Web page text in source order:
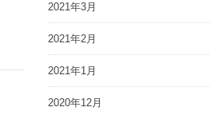
2021年3月
2021年2月
2021年1月
2020年12月